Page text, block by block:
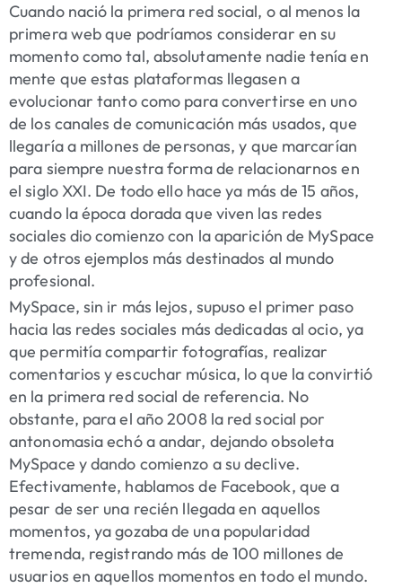
Cuando nació la primera red social, o al menos la
primera web que podríamos considerar en su
momento como tal, absolutamente nadie tenía en
mente que estas plataformas llegasen a
evolucionar tanto como para convertirse en uno
de los canales de comunicación más usados, que
llegaría a millones de personas, y que marcarían
para siempre nuestra forma de relacionarnos en
el siglo XXI. De todo ello hace ya más de 15 años,
cuando la época dorada que viven las redes
sociales dio comienzo con la aparición de MySpace
y de otros ejemplos más destinados al mundo
profesional.
MySpace, sin ir más lejos, supuso el primer paso
hacia las redes sociales más dedicadas al ocio, ya
que permitía compartir fotografías, realizar
comentarios y escuchar música, lo que la convirtió
en la primera red social de referencia. No
obstante, para el año 2008 la red social por
antonomasia echó a andar, dejando obsoleta
MySpace y dando comienzo a su declive.
Efectivamente, hablamos de Facebook, que a
pesar de ser una recién llegada en aquellos
momentos, ya gozaba de una popularidad
tremenda, registrando más de 100 millones de
usuarios en aquellos momentos en todo el mundo.